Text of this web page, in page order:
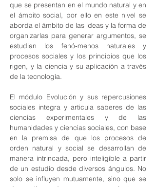
que se presentan en el mundo natural y en
el ámbito social, por ello en este nivel se
aborda el ámbito de las ideas y la forma de
organizarlas para generar argumentos, se
estudian los fenó-menos naturales y
procesos sociales y los principios que los
rigen, y la ciencia y su aplicación a través
de la tecnología.
El módulo Evolución y sus repercusiones
sociales integra y articula saberes de las
ciencias experimentales y de las
humanidades y ciencias sociales, con base
en la premisa de que los procesos de
orden natural y social se desarrollan de
manera intrincada, pero inteligible a partir
de un estudio desde diversos ángulos. No
solo se influyen mutuamente, sino que se